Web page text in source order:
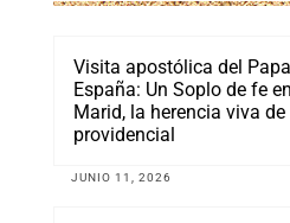
Visita apostólica del
España: Un Soplo de fe
Marid, la herencia viva
providencial
JUNIO 11, 2026